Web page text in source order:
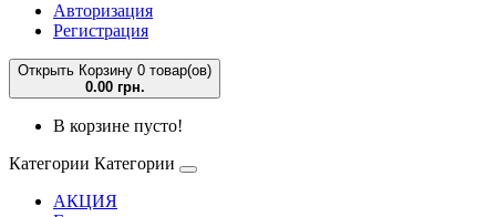
Авторизация
Регистрация
Открыть Корзину 0 товар(ов)
0.00 грн.
В корзине пусто!
Категории Категории
АКЦИЯ